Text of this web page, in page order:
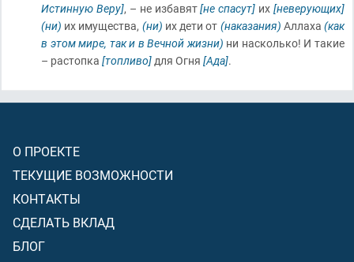
Истинную Веру], – не избавят[не спасут] их [неверующих]
(ни) их имущества, (ни) их дети от (наказания) Аллаха(как
в этом мире, так и в Вечной жизни) ни насколько! И такие
– растопка [топливо]для Огня [Ада].
О ПРОЕКТЕ
ТЕКУЩИЕ ВОЗМОЖНОСТИ
КОНТАКТЫ
СДЕЛАТЬ ВКЛАД
БЛОГ